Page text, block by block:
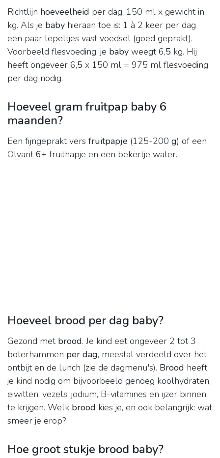
Richtlijn hoeveelheid per dag: 150 ml x gewicht in
kg. Als je baby hieraan toe is: 1 à 2 keer per dag
een paar lepeltjes vast voedsel (goed geprakt).
Voorbeeld flesvoeding: je baby weegt 6,5 kg. Hij
heeft ongeveer 6,5 x 150 ml = 975 ml flesvoeding
per dag nodig.
Hoeveel gram fruitpap baby 6
maanden?
Een fijngeprakt vers fruitpapje (125-200 g) of een
Olvarit6+ fruithapje en een bekertje water.
Hoeveel brood per dag baby?
Gezond met brood. Je kind eet ongeveer 2 tot 3
boterhammen per dag, meestal verdeeld over het
ontbijt en de lunch (zie de dagmenu's). Brood heeft
je kind nodig om bijvoorbeeld genoeg koolhydraten,
eiwitten, vezels, jodium, B-vitamines en ijzer binnen
te krijgen. Welk brood kies je, en ook belangrijk: wat
smeer je erop?
Hoe groot stukje brood baby?